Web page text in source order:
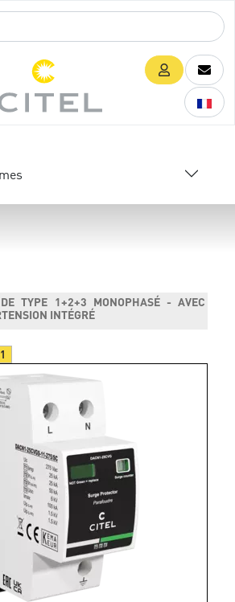
TYPE 1+2+3 MONOPHASÉ - AVEC
INTÉGRÉ